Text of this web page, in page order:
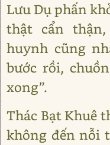
Lưu Dụ phấn
thật cẩn
huynh cũng
bước rồi,
xong”.
Thác Bạt Khuê
không đến nỗi